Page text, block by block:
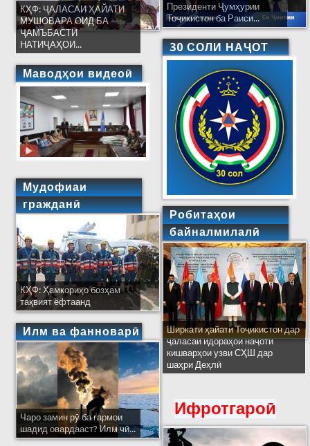
КҲФ: ҶАЛАСАИ ҲАЙАТИ
МУШОВАРА ОИД БА
ҶАМЪБАСТИ
НАТИҶАҲОИ...
Маводҳои видеоӣ
Мудофиаи
гражданӣ
КҲФ: Ҳамкориҳо бозҳам
тақвият ёфтаанд
Илм ва фанноварӣ
Чаро замин рӯ ба гармои
шадид овардааст? Илм чӣ...
Президенти Ҷумҳурии
Тоҷикистон ба Раиси...
30 СОЛИ НАҶОТ
Робитаҳои
байналмилалӣ
Ширкати ҳайати Тоҷикистон дар
ҷаласаи идораҳои наҷоти
кишварҳои узви СҲШ дар
шаҳри Деҳлӣ
Ифротгароӣ